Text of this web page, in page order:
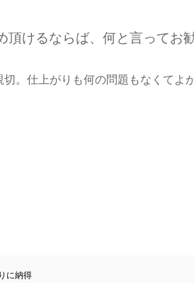
けるならば、何と言ってお
。仕上がりも何の問題もなくてよ
に納得